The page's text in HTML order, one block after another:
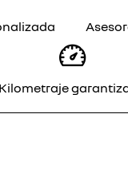
Kilometraje